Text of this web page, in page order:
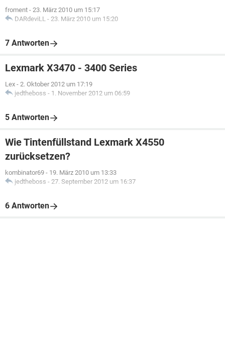
froment - 23. März 2010 um 15:17
DARdeviLL - 23. März 2010 um 15:20
7 Antworten
Lexmark X3470 - 3400 Series
Lex - 2. Oktober 2012 um 17:19
jedtheboss - 1. November 2012 um 06:59
5 Antworten
Wie Tintenfüllstand Lexmark X4550
zurücksetzen?
kombinator69 - 19. März 2010 um 13:33
jedtheboss - 27. September 2012 um 16:37
6 Antworten